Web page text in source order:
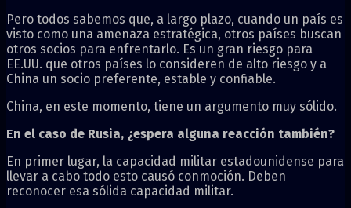
Pero todos sabemos que, a largo plazo, cuando un país es
visto como una amenaza estratégica, otros países buscan
otros socios para enfrentarlo. Es un gran riesgo para
EE.UU. que otros países lo consideren de alto riesgo y a
China un socio preferente, estable y confiable.
China, en este momento, tiene un argumento muy sólido.
En el caso de Rusia, ¿espera alguna reacción también?
En primer lugar, la capacidad militar estadounidense para
llevar a cabo todo esto causó conmoción. Deben
reconocer esa sólida capacidad militar.